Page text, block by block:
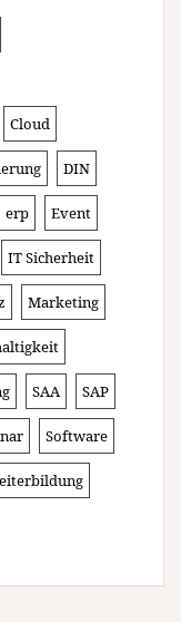
Cloud
DIN
erp Event
IT Sicherheit
Marketing
SAA SAP
Software